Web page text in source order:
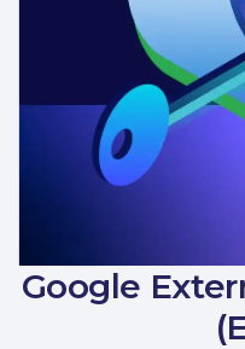
Google